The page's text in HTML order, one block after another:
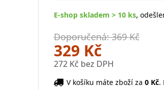
E-shop skladem > 10 ks,
Doporučená: 369 Kč
329 Kč
272 Kč bez DPH
V košíku máte zboží za 0 Kč.